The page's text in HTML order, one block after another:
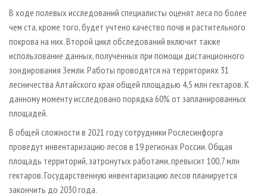
ИНСТРУМЕНТ И МАТЕРИАЛЫ
БИБЛИОТЕКА СПЕЦИАЛИСТА
В ходе полевых исследований специалисты оценят леса по более
чем ста, кроме того, будет учтено качество почв и растительного
покрова на них. Второй цикл обследований включит также
использование данных, полученных при помощи дистанционного
зондирования Земли. Работы проводятся на территориях 31
лесничества Алтайского края общей площадью 4,5 млн гектаров. К
данному моменту исследовано порядка 60% от запланированных
площадей.
В общей сложности в 2021 году сотрудники Рослесинфорга
проведут инвентаризацию лесов в 19 регионах России. Общая
площадь территорий, затронутых работами, превысит 100,7 млн
гектаров. Государственную инвентаризацию лесов планируется
закончить до 2030 года.